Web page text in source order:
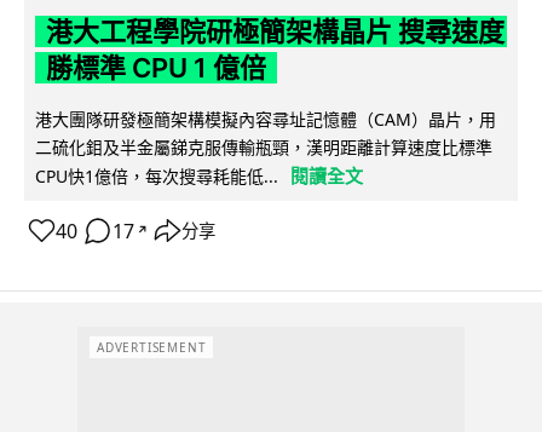
港大工程學院研極簡架構晶片 搜尋速度
勝標準 CPU 1 億倍
港大團隊研發極簡架構模擬內容尋址記憶體（CAM）晶片，用
二硫化鉬及半金屬銻克服傳輸瓶頸，漢明距離計算速度比標準
CPU快1億倍，每次搜尋耗能低...
閱讀全文
40 17 ↗ 分享
ADVERTISEMENT